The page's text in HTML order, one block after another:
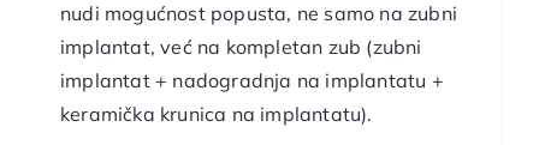
nudi mogućnost popusta, ne samo na zubni
implantat, već na kompletan zub (zubni
implantat + nadogradnja na implantatu +
keramička krunica na implantatu).